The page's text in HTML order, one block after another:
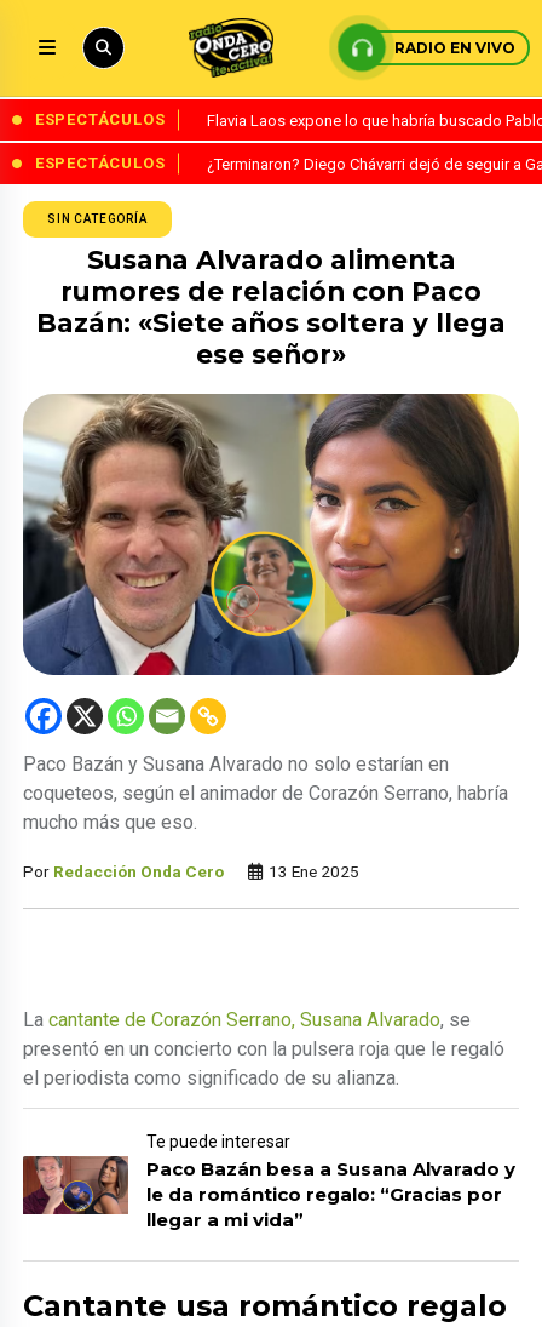
RADIO EN VIVO
ESPECTÁCULOS Flavia Laos expone lo que habría buscado
ESPECTÁCULOS ¿Terminaron? Diego Chávarri dejó de seguir a
SIN CATEGORÍA
Susana Alvarado alimenta
rumores de relación con Paco
Bazán: «Siete años soltera y llega
ese señor»
Paco Bazán y Susana Alvarado no solo estarían en
coqueteos, según el animador de Corazón Serrano, habría
mucho más que eso.
Por Redacción Onda Cero 13 Ene 2025
Lacantante de Corazón Serrano, Susana Alvarado, se
presentó en un concierto con la pulsera roja que le regaló
el periodista como significado de su alianza.
Te puede interesar
Paco Bazán besa a Susana Alvarado y
le da romántico regalo: “Gracias por
llegar a mi vida”
Cantante usa romántico regalo